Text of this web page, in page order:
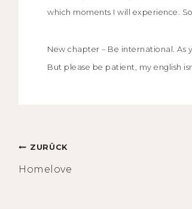
which moments I will experience.
New chapter – Be international. As
But please be patient, my english
Beitragsnavigation
ZURÜCK
Homelove